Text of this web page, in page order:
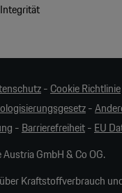
-Cookie Richtlinie
-
-Barrierefreiheit-EU
GmbH & Co OG.
Kraftstoffverbrauch